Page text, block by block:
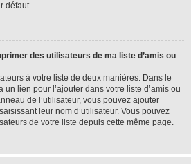
défaut.
des utilisateurs de ma liste d’amis ou
à votre liste de deux manières. Dans le
lien pour l’ajouter dans votre liste d’amis ou
de l’utilisateur, vous pouvez ajouter
leur nom d’utilisateur. Vous pouvez
de votre liste depuis cette même page.